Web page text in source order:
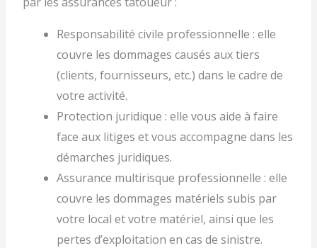
Responsabilité civile professionnelle : elle
couvre les dommages causés aux tiers
(clients, fournisseurs, etc.) dans le cadre de
votre activité.
Protection juridique : elle vous aide à faire
face aux litiges et vous accompagne dans les
démarches juridiques.
Assurance multirisque professionnelle : elle
couvre les dommages matériels subis par
votre local et votre matériel, ainsi que les
pertes d’exploitation en cas de sinistre.